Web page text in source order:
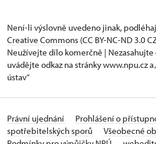
Není-li výslovně uvedeno jinak,
Creative Commons (CC BY-NC-ND 3.0
Neužívejte dílo komerčně |
uvádějte odkaz na stránky www.npu.cz
ústav“
Právní ujednání Prohlášení o
spotřebitelských sporů
Všeobecné